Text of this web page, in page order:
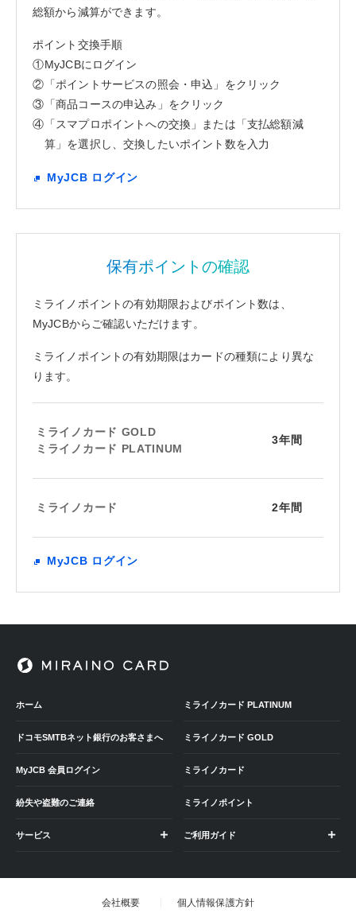
総額から減算ができます。
ポイント交換手順
①MyJCBにログイン
② 「ポイントサービスの照会・申込」をクリック
③ 「商品コースの申込み」をクリック
④ 「スマプロポイントへの交換」または「支払総額減
算」を選択し、交換したいポイント数を入力
MyJCB ログイン
保有ポイントの確認
ミライノポイントの有効期限およびポイント数は、
MyJCBからご確認いただけます。
ミライノポイントの有効期限はカードの種類により異な
ります。
ミライノカード GOLD
ミライノカード PLATINUM
3年間
ミライノカード 2年間
MyJCB ログイン
ホーム
ドコモSMTBネット銀行のお客さまへ
MyJCB 会員ログイン
紛失や盗難のご連絡
ミライノカード PLATINUM
ミライノカード GOLD
ミライノカード
ミライノポイント
サービス ご利用ガイド
会社概要 個人情報保護方針